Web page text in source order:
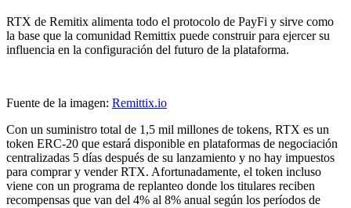
RTX de Remitix alimenta todo el protocolo de PayFi y sirve como
la base que la comunidad Remittix puede construir para ejercer su
influencia en la configuración del futuro de la plataforma.
Fuente de la imagen: Remittix.io
Con un suministro total de 1,5 mil millones de tokens, RTX es un
token ERC-20 que estará disponible en plataformas de negociación
centralizadas 5 días después de su lanzamiento y no hay impuestos
para comprar y vender RTX. Afortunadamente, el token incluso
viene con un programa de replanteo donde los titulares reciben
recompensas que van del 4% al 8% anual según los períodos de